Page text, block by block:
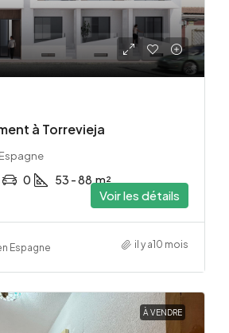
à Torrevieja
0 53 - 88 m²
Voir les détails
Espagne il y a10 mois
À VENDRE